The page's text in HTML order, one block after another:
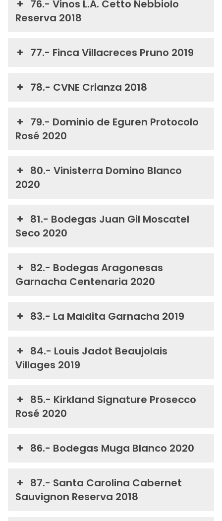
76.- Vinos L.A. Cetto Nebbiolo
Reserva 2018
77.- Finca Villacreces Pruno 2019
78.- CVNE Crianza 2018
79.- Dominio de Eguren Protocolo
Rosé 2020
80.- Vinisterra Domino Blanco
2020
81.- Bodegas Juan Gil Moscatel
Seco 2020
82.- Bodegas Aragonesas
Garnacha Centenaria 2020
83.- La Maldita Garnacha 2019
84.- Louis Jadot Beaujolais
Villages 2019
85.- Kirkland Signature Prosecco
Rosé 2020
86.- Bodegas Muga Blanco 2020
87.- Santa Carolina Cabernet
Sauvignon Reserva 2018